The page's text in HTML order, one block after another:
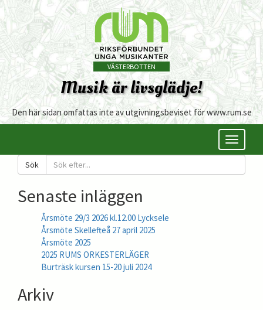
VÄSTERBOTTEN
Musik är livsglädje!
Den här sidan omfattas inte av utgivningsbeviset för www.rum.se
Öppna/
meny
Sök
Senaste inläggen
Årsmöte 29/3 2026 kl.12.00 Lycksele
Årsmöte Skellefteå 27 april 2025
Årsmöte 2025
2025 RUMS ORKESTERLÄGER
Burträsk kursen 15-20 juli 2024
Arkiv